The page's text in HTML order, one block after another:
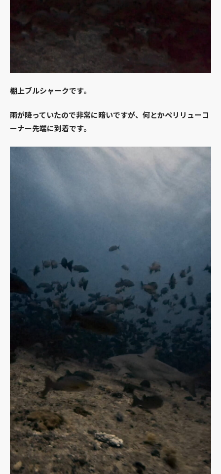
棚上ブルシャークです。
雨が降っていたので非常に暗いですが、何とかペリリューコ
ーナー先端に到着です。